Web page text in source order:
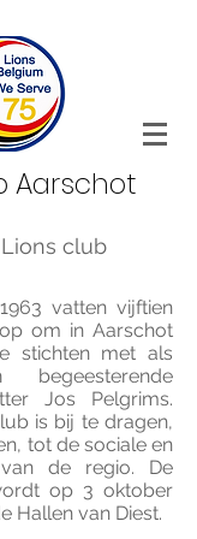
Aarschot
club
vatten vijftien
om in Aarschot
stichten met als
begeesterende
Jos Pelgrims.
is bij te dragen,
tot de sociale en
de regio. De
op 3 oktober
Hallen van Diest.